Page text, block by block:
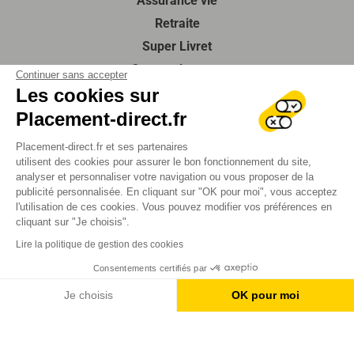
Continuer sans accepter
Les cookies sur
Placement-direct.fr
Placement-direct.fr et ses partenaires
utilisent des cookies pour assurer le bon fonctionnement du site,
analyser et personnaliser votre navigation ou vous proposer de la
publicité personnalisée. En cliquant sur "OK pour moi", vous acceptez
l'utilisation de ces cookies. Vous pouvez modifier vos préférences en
cliquant sur "Je choisis".
Lire la politique de gestion des cookies
Consentements certifiés par
Je choisis OK pour moi
Retraite
Super Livret
Compte à terme
Actualités
À propos de nous
Contactez-nous
Foire aux questions
Mentions légales